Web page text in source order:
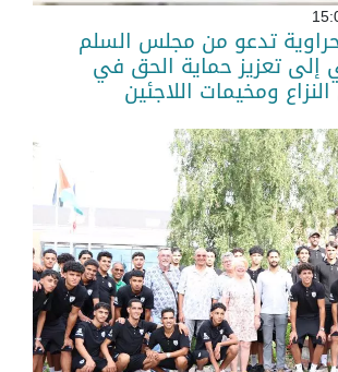
تدعو من مجلس السلم
إلى تعزيز حماية الحق في
ومخيمات اللاجئين